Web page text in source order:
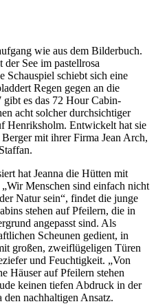
wie aus dem Bilderbuch.
See im pastellrosa
Schauspiel schiebt sich eine
Regen gegen an die
es das 72 Hour Cabin-
acht solcher durchsichtiger
Henriksholm. Entwickelt hat sie
mit ihrer Firma Jean Arch,
hat Jeanna die Hütten mit
Menschen sind einfach nicht
Natur sein“, findet die junge
stehen auf Pfeilern, die in
angepasst sind. Als
Scheunen gedient, in
großen, zweiflügeligen Türen
und Feuchtigkeit. „Von
Häuser auf Pfeilern stehen
keinen tiefen Abdruck in der
den nachhaltigen Ansatz.